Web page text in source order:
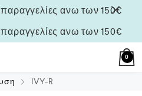
ανω των 150€
ανω των 150€
0
IVY-R